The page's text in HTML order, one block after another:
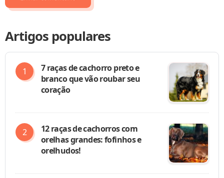
Artigos populares
7 raças de cachorro preto e
branco que vão roubar seu
coração
12 raças de cachorros com
orelhas grandes: fofinhos e
orelhudos!